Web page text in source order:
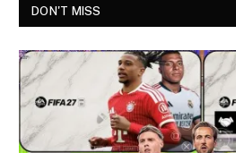
DON'T MISS